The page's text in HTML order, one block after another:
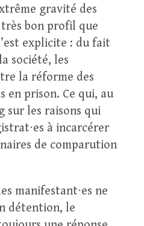
gravité des
bon profil que
explicite : du fait
société, les
la réforme des
en prison. Ce qui, au
sur les raisons qui
à incarcérer
de comparution
manifestant⋅es ne
détention, le